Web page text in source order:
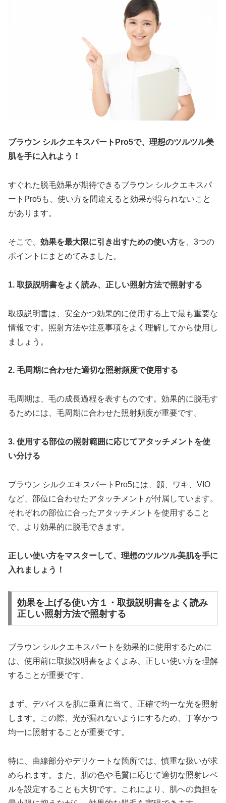
ブラウン シルクエキスパートPro5で、理想のツルツル美
肌を手に入れよう！
すぐれた脱毛効果が期待できるブラウン シルクエキスパ
ートPro5も、使い方を間違えると効果が得られないこと
があります。
そこで、 効果を最大限に引き出すための使い方を、3つの
ポイントにまとめてみました。
1. 取扱説明書をよく読み、正しい照射方法で照射する
取扱説明書は、安全かつ効果的に使用する上で最も重要な
情報です。照射方法や注意事項をよく理解してから使用し
ましょう。
2. 毛周期に合わせた適切な照射頻度で使用する
毛周期は、毛の成長過程を表すものです。効果的に脱毛す
るためには、毛周期に合わせた照射頻度が重要です。
3. 使用する部位の照射範囲に応じてアタッチメントを使
い分ける
ブラウン シルクエキスパートPro5には、顔、ワキ、VIO
など、部位に合わせたアタッチメントが付属しています。
それぞれの部位に合ったアタッチメントを使用すること
で、より効果的に脱毛できます。
正しい使い方をマスターして、理想のツルツル美肌を手に
入れましょう！
効果を上げる使い方１・取扱説明書をよく読み
正しい照射方法で照射する
ブラウン シルクエキスパートを効果的に使用するために
は、使用前に取扱説明書をよくよみ、正しい使い方を理解
することが重要です。
まず、デバイスを肌に垂直に当て、正確で均一な光を照射
します。この際、光が漏れないようにするため、丁寧かつ
均一に照射することが重要です。
特に、曲線部分やデリケートな箇所では、慎重な扱いが求
められます。また、肌の色や毛質に応じて適切な照射レベ
ルを設定することも大切です。これにより、肌への負担を